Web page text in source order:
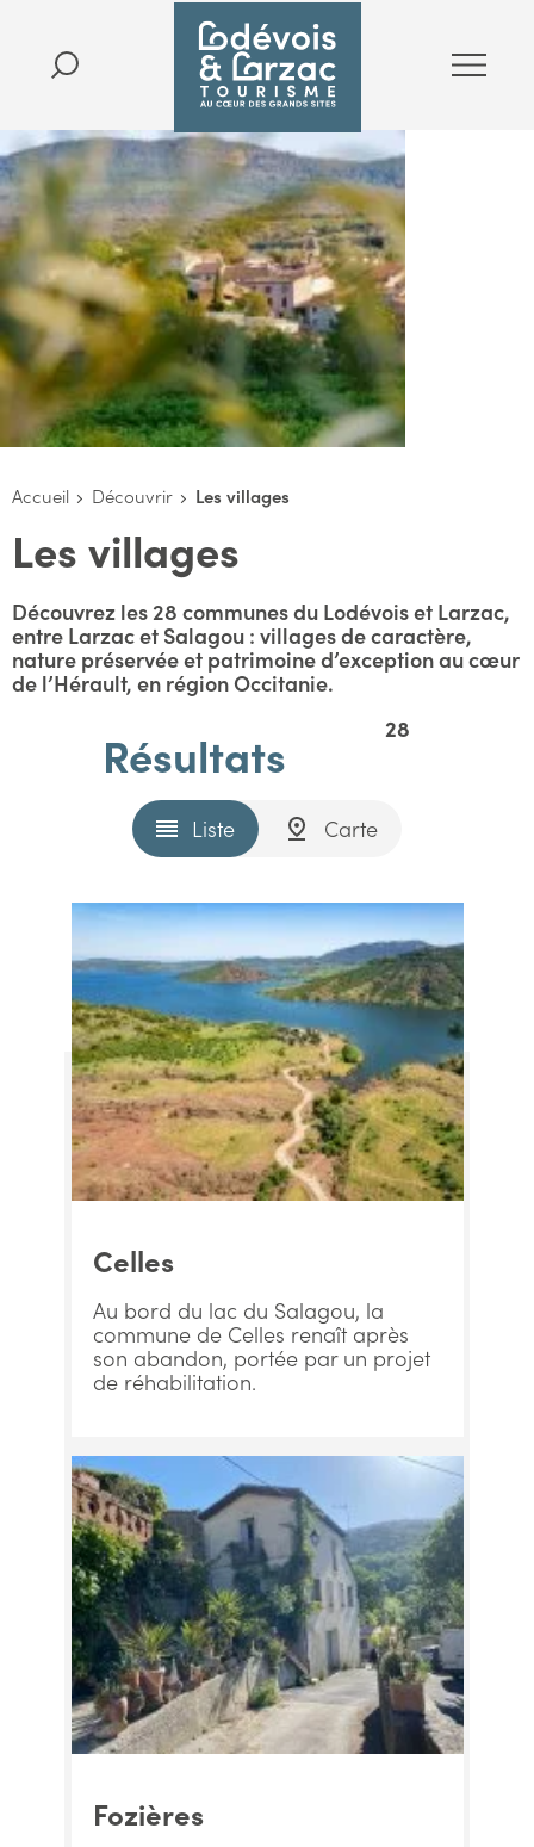
Accueil Découvrir Les villages
Les villages
Découvrez les 28 communes du Lodévois et Larzac,
entre Larzac et Salagou : villages de caractère,
nature préservée et patrimoine d’exception au cœur
de l’Hérault, en région Occitanie.
28
Résultats
Liste Carte
Celles
Au bord du lac du Salagou, la
commune de Celles renaît après
son abandon, portée par un projet
de réhabilitation.
Fozières